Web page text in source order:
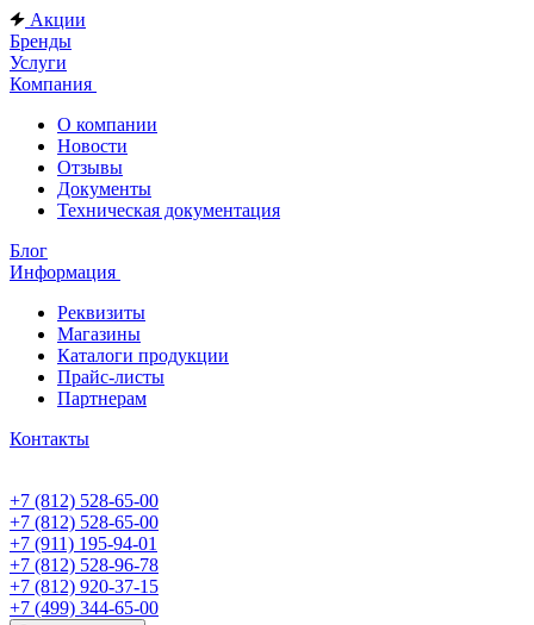
Акции
Бренды
Услуги
Компания
О компании
Новости
Отзывы
Документы
Техническая документация
Блог
Информация
Реквизиты
Магазины
Каталоги продукции
Прайс-листы
Партнерам
Контакты
+7 (812) 528-65-00
+7 (812) 528-65-00
+7 (911) 195-94-01
+7 (812) 528-96-78
+7 (812) 920-37-15
+7 (499) 344-65-00